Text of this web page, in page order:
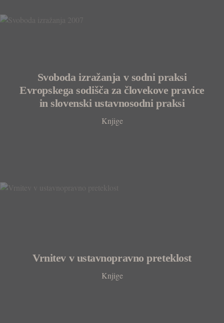
Svoboda izražanja v sodni praksi
Evropskega sodišča za človekove pravice
in slovenski ustavnosodni praksi
Knjige
Vrnitev v ustavnopravno preteklost
Knjige